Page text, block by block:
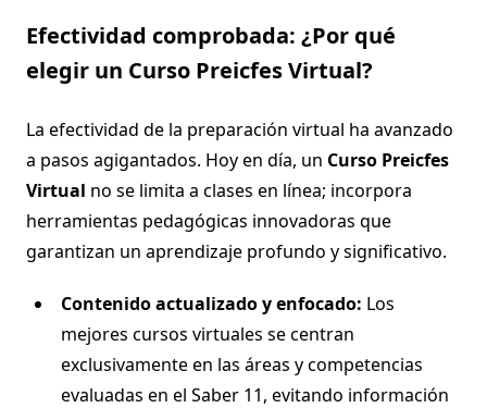
Efectividad comprobada: ¿Por qué
elegir un Curso Preicfes Virtual?
La efectividad de la preparación virtual ha avanzado
a pasos agigantados. Hoy en día, un Curso Preicfes
Virtual no se limita a clases en línea; incorpora
herramientas pedagógicas innovadoras que
garantizan un aprendizaje profundo y significativo.
Contenido actualizado y enfocado: Los
mejores cursos virtuales se centran
exclusivamente en las áreas y competencias
evaluadas en el Saber 11, evitando información